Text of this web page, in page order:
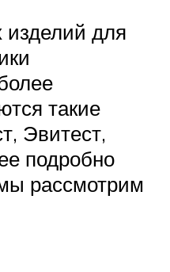
для
такие
Эвитест,
подробно
рассмотрим